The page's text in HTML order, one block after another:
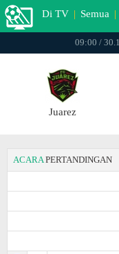
Di TV | Semua |
09:00 /
Juаrez
ACARA PERTANDINGAN